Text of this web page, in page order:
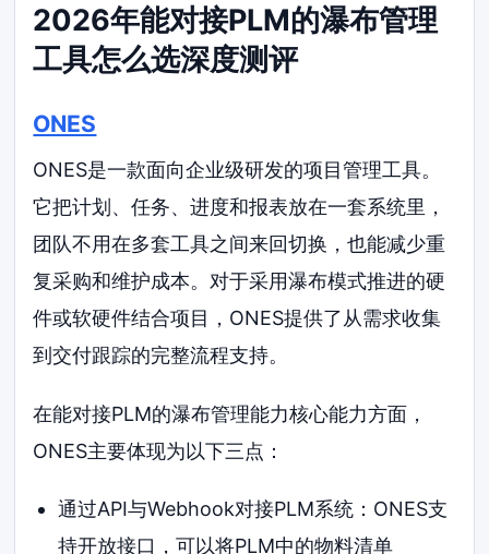
2026年能对接PLM的瀑布管理
工具怎么选深度测评
ONES
ONES是一款面向企业级研发的项目管理工具。
它把计划、任务、进度和报表放在一套系统里，
团队不用在多套工具之间来回切换，也能减少重
复采购和维护成本。对于采用瀑布模式推进的硬
件或软硬件结合项目，ONES提供了从需求收集
到交付跟踪的完整流程支持。
在能对接PLM的瀑布管理能力核心能力方面，
ONES主要体现为以下三点：
通过API与Webhook对接PLM系统：ONES支
持开放接口，可以将PLM中的物料清单